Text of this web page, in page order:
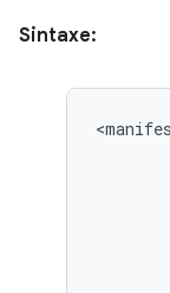
Sintaxe: